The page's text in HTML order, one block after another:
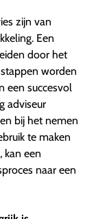
zijn van
Een
door het
worden
een succesvol
adviseur
bij het nemen
te maken
kan een
naar een